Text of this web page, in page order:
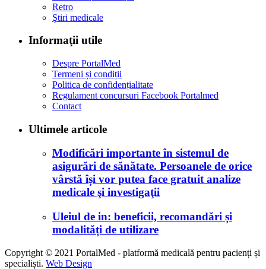
Retro
Ştiri medicale
Informaţii utile
Despre PortalMed
Termeni și condiții
Politica de confidențialitate
Regulament concursuri Facebook Portalmed
Contact
Ultimele articole
Modificări importante în sistemul de
asigurări de sănătate. Persoanele de orice
vârstă își vor putea face gratuit analize
medicale şi investigaţii
Uleiul de in: beneficii, recomandări și
modalități de utilizare
Copyright © 2021 PortalMed - platformă medicală pentru pacienți și
specialiști. Web Design